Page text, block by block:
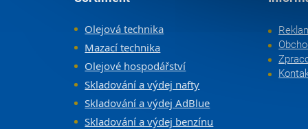
Olejová technika
Mazací technika
Olejové hospodářství
Skladování a výdej nafty
Skladování a výdej AdBlue
Skladování a výdej benzínu